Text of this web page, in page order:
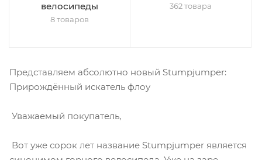
велосипеды
8 товаров
362 товара
Представляем абсолютно новый Stumpjumper:
Прирождённый искатель флоу
Уважаемый покупатель,
Вот уже сорок лет название Stumpjumper является